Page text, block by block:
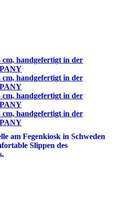
handgefertigt in der
handgefertigt in der
handgefertigt in der
handgefertigt in der